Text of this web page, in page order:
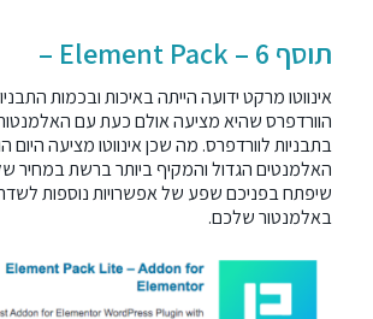
תוסף 6 – Element Pack –
אינווטו מרקט ידועה הייתה באיכות ובכמות
הוורדפרס שהיא מציעה אולם כעת עם
בתבניות לוורדפרס. מה שכן אינווטו מציעה היום
שיפתח בפניכם שפע של אפשרויות נוספות
באלמנטור שלכם.